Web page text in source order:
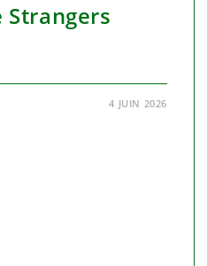
Strangers
4 JUIN 2026